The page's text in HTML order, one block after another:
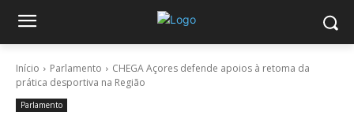
Início Parlamento
CHEGA Açores defende apoios à retoma da
prática desportiva na Região
Parlamento